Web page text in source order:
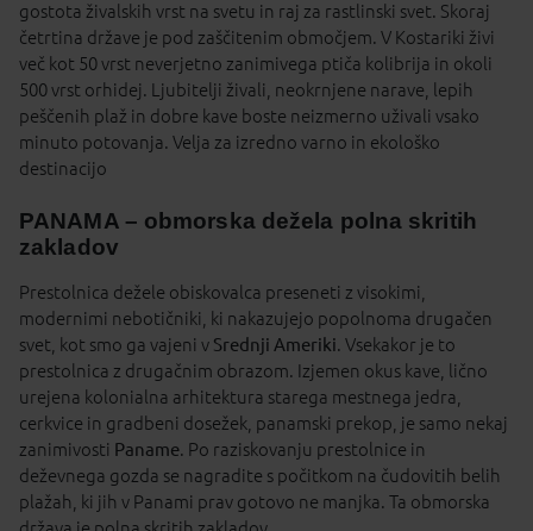
gostota živalskih vrst na svetu in raj za rastlinski svet. Skoraj
četrtina države je pod zaščitenim območjem. V Kostariki živi
več kot 50 vrst neverjetno zanimivega ptiča kolibrija in okoli
500 vrst orhidej. Ljubitelji živali, neokrnjene narave, lepih
peščenih plaž in dobre kave boste neizmerno uživali vsako
minuto potovanja. Velja za izredno varno in ekološko
destinacijo
PANAMA – obmorska dežela polna skritih
zakladov
Prestolnica dežele obiskovalca preseneti z visokimi,
modernimi nebotičniki, ki nakazujejo popolnoma drugačen
svet, kot smo ga vajeni v Srednji Ameriki. Vsekakor je to
prestolnica z drugačnim obrazom. Izjemen okus kave, lično
urejena kolonialna arhitektura starega mestnega jedra,
cerkvice in gradbeni dosežek, panamski prekop, je samo nekaj
zanimivosti Paname. Po raziskovanju prestolnice in
deževnega gozda se nagradite s počitkom na čudovitih belih
plažah, ki jih v Panami prav gotovo ne manjka. Ta obmorska